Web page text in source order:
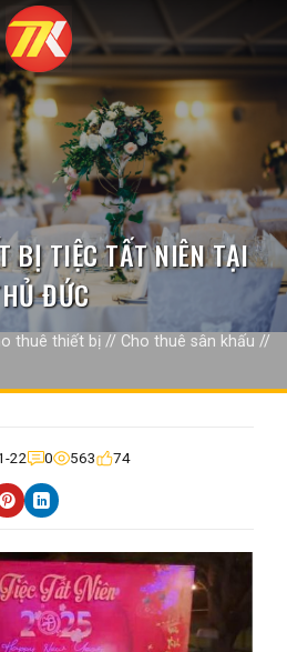
BỊ TIỆC TẤT NIÊN TẠI
ĐỨC
thuê thiết bị// Cho thuê sân khấu //
22 0 563 74